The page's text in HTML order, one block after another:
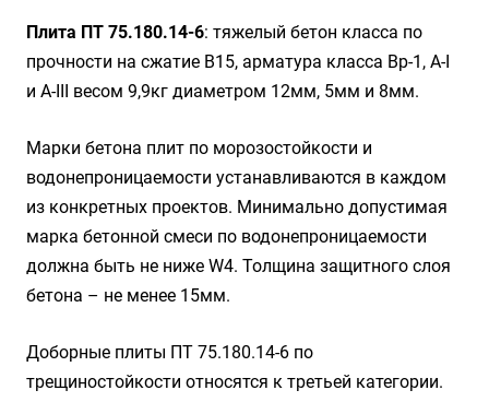
Плита ПТ 75.180.14-6: тяжелый бетон класса по
прочности на сжатие B15, арматура класса Вр-1, А-I
и А-III весом 9,9кг диаметром 12мм, 5мм и 8мм.
Марки бетона плит по морозостойкости и
водонепроницаемости устанавливаются в каждом
из конкретных проектов. Минимально допустимая
марка бетонной смеси по водонепроницаемости
должна быть не ниже W4. Толщина защитного слоя
бетона – не менее 15мм.
Доборные плиты ПТ 75.180.14-6 по
трещиностойкости относятся к третьей категории.